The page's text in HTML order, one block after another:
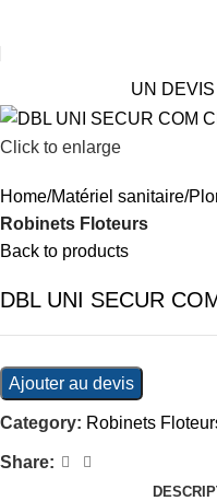
UN
Click to enlarge
Home Matériel sanitaire
Robinets Floteurs
Back to products
DBL UNI SECUR
Ajouter au devis
Category: Robinets
Share: